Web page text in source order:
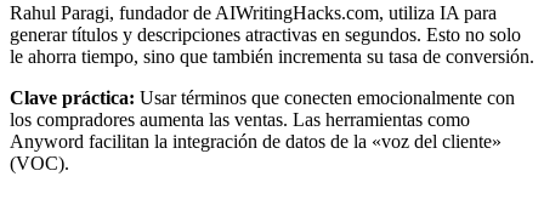
Rahul Paragi, fundador de AIWritingHacks.com, utiliza IA para
generar títulos y descripciones atractivas en segundos. Esto no solo
le ahorra tiempo, sino que también incrementa su tasa de conversión.
Clave práctica: Usar términos que conecten emocionalmente con
los compradores aumenta las ventas. Las herramientas como
Anyword facilitan la integración de datos de la «voz del cliente»
(VOC).